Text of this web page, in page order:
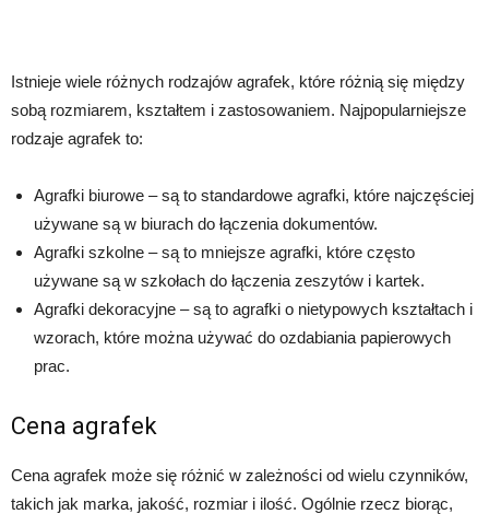
Istnieje wiele różnych rodzajów agrafek, które różnią się między
sobą rozmiarem, kształtem i zastosowaniem. Najpopularniejsze
rodzaje agrafek to:
Agrafki biurowe – są to standardowe agrafki, które najczęściej
używane są w biurach do łączenia dokumentów.
Agrafki szkolne – są to mniejsze agrafki, które często
używane są w szkołach do łączenia zeszytów i kartek.
Agrafki dekoracyjne – są to agrafki o nietypowych kształtach i
wzorach, które można używać do ozdabiania papierowych
prac.
Cena agrafek
Cena agrafek może się różnić w zależności od wielu czynników,
takich jak marka, jakość, rozmiar i ilość. Ogólnie rzecz biorąc,